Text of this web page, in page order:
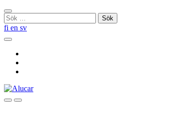
Skip
to
content
Stäng
sökningen
Sök
efter:
fi en sv
Sök
SökMenu